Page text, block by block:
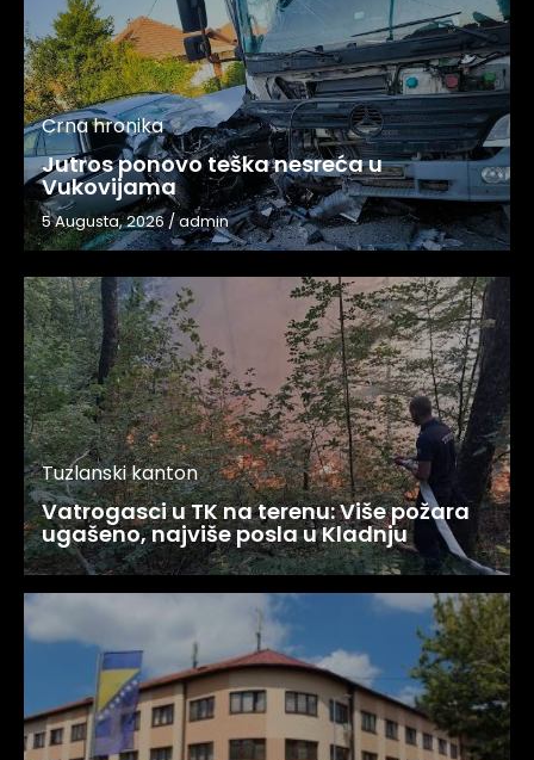
Crna hronika
Jutros ponovo teška nesreća u
Vukovijama
5 Augusta, 2026/admin
Tuzlanski kanton
Vatrogasci u TK na terenu: Više požara
ugašeno, najviše posla u Kladnju